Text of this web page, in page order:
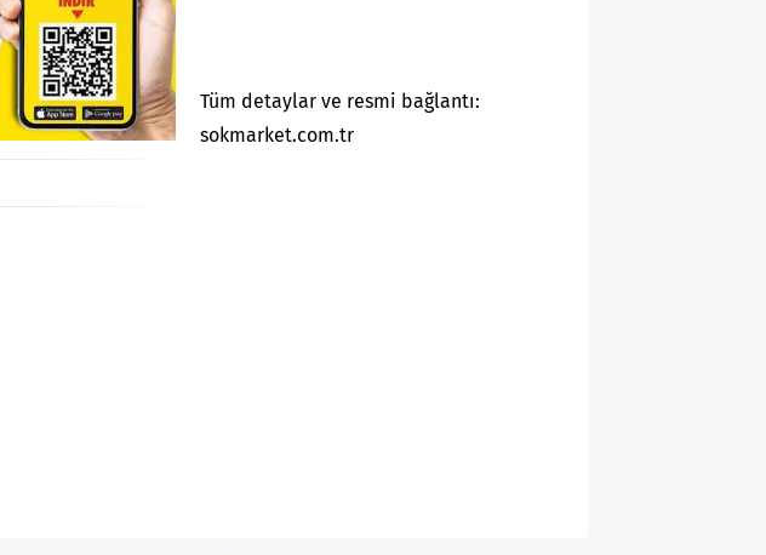
Tüm detaylar ve resmi bağlantı:
sokmarket.com.tr